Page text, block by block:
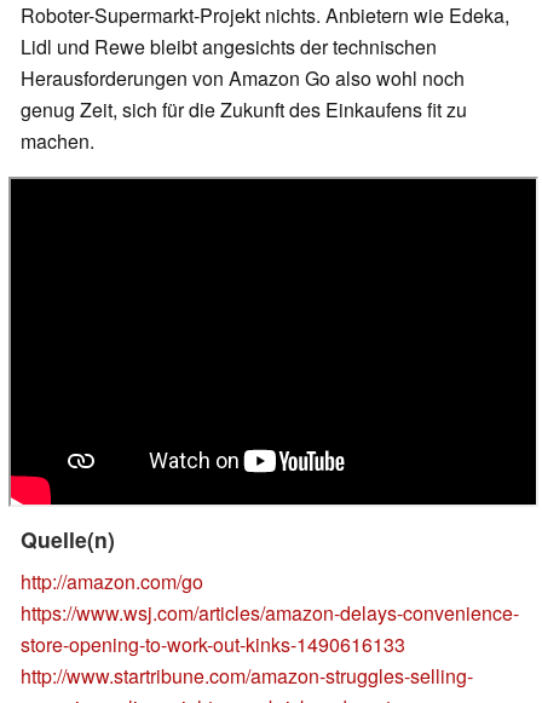
Roboter-Supermarkt-Projekt nichts. Anbietern wie Edeka,
Lidl und Rewe bleibt angesichts der technischen
Herausforderungen von Amazon Go also wohl noch
genug Zeit, sich für die Zukunft des Einkaufens fit zu
machen.
Quelle(n)
http://amazon.com/go
https://www.wsj.com/articles/amazon-delays-convenience-
store-opening-to-work-out-kinks-1490616133
http://www.startribune.com/amazon-struggles-selling-